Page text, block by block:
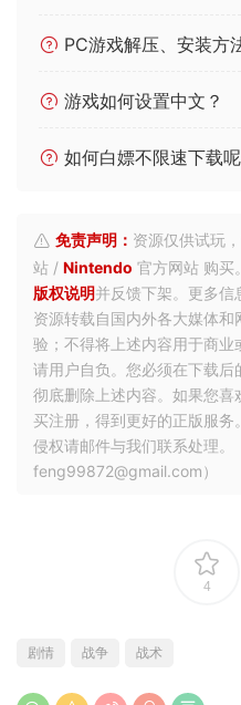
PC游戏解压、安装方
游戏如何设置中文？
如何白嫖不限速下载呢
免责声明： 资源仅供试玩
站 / Nintendo 官方网站 购买
版权说明并反馈下架。更多信
资源转载自国内外各大媒体
验；不得将上述内容用于商
请用户自负。您必须在下载
彻底删除上述内容。如果您
买注册，得到更好的正版服
侵权请邮件与我们联系处理。
feng99872@gmail.com）
4
剧情 战争 战术